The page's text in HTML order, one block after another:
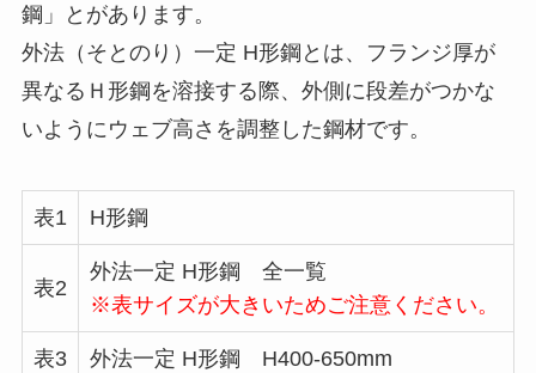
鋼」とがあります。
外法（そとのり）一定 H形鋼とは、フランジ厚が
異なるＨ形鋼を溶接する際、外側に段差がつかな
いようにウェブ高さを調整した鋼材です。
表1 H形鋼
表2
外法一定 H形鋼 全一覧
※表サイズが大きいためご注意ください。
表3 外法一定 H形鋼 H400-650mm